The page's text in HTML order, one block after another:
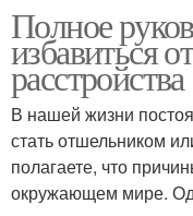
Полное
избавиться
расстройства
В нашей жизни
стать отшельником
полагаете, что
окружающем мире.